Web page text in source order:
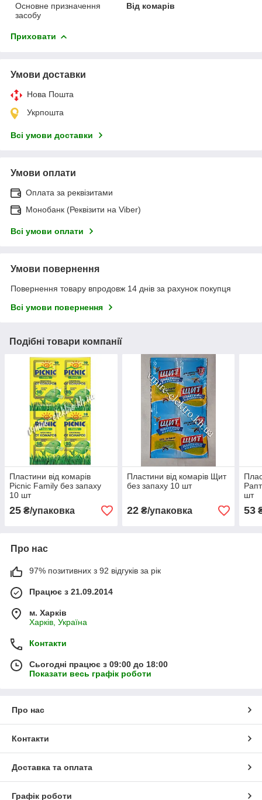
Основне призначення
засобу
Від комарів
Приховати
Умови доставки
Нова Пошта
Укрпошта
Всі умови доставки
Умови оплати
Оплата за реквізитами
Монобанк (Реквізити на Viber)
Всі умови оплати
Умови повернення
Повернення товару впродовж 14 днів за рахунок покупця
Всі умови повернення
Подібні товари компанії
Пластини від комарів
Picnic Family без запаху
10 шт
25 ₴/упаковка
Пластини від комарів Щит
без запаху 10 шт
22₴/упаковка
шт
53
Про нас
97% позитивних з 92 відгуків за рік
Працює з 21.09.2014
м. Харків
Харків, Україна
Контакти
Сьогодні працює з 09:00 до 18:00
Показати весь графік роботи
Про нас
Контакти
Доставка та оплата
Графік роботи